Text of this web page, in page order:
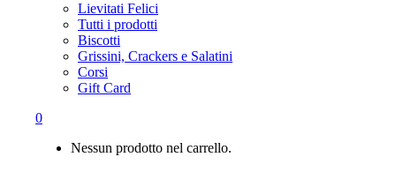
Lievitati Felici
Tutti i prodotti
Biscotti
Grissini, Crackers e Salatini
Corsi
Gift Card
0
Nessun prodotto nel carrello.